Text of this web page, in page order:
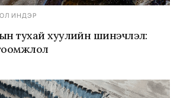
ИНДЭР
тухай хуулийн шинэчлэл: